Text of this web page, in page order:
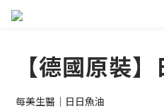
【德國原裝
每美生醫｜日日魚油